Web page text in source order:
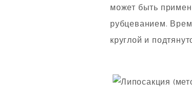
может быть
рубцеванием.
круглой и